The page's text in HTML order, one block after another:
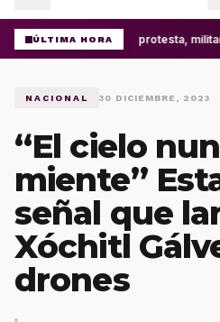
ÚLTIMA HORACon protesta,
NACIONAL 30 DICIEMBRE, 2023
“El cielo
miente”
señal que
Xóchitl
drones